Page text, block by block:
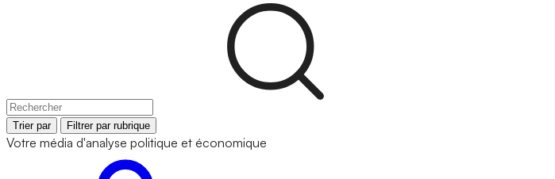
Trier par Filtrer par rubrique
Votre média d'analyse politique et économique